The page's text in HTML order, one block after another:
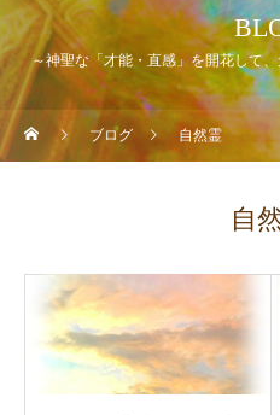
～神聖な「才能・直感」を開花して
ブログ 自然霊
自